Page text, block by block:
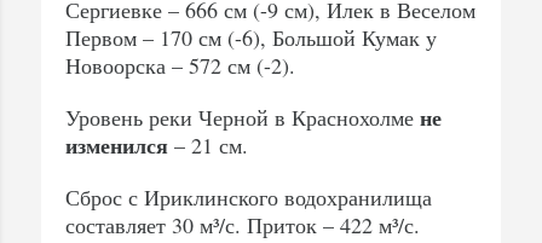
Сергиевке – 666 см (-9 см), Илек в Веселом
Первом – 170 см (-6), Большой Кумак у
Новоорска – 572 см (-2).
Уровень реки Черной в Краснохолме не
изменился – 21 см.
Сброс с Ириклинского водохранилища
составляет 30 м³/с. Приток – 422 м³/с.